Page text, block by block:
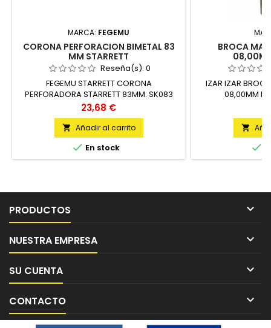
MARCA: FEGEMU
CORONA PERFORACION BIMETAL 83
MM STARRETT
Reseña(s): 0
FEGEMU STARRETT CORONA
PERFORADORA STARRETT 83MM. SK083
UNIDAD
Precio
23,68 €
 Añadir al carrito
 En stock
BROCA
IZAR IZAR
08,00MM


PRODUCTOS 
NUESTRA EMPRESA 
SU CUENTA 
CONTACTO 